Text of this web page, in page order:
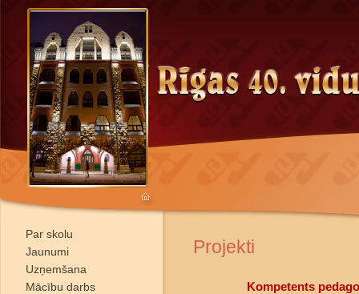
Par skolu
Jaunumi
Uzņemšana
Mācību darbs
Projekti
Kompetents